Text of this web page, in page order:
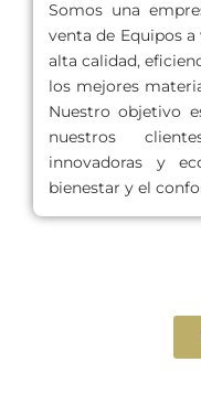
Somos una
venta de Equipos
alta calidad,
los mejores
Nuestro objetivo
nuestros
innovadoras y
bienestar y el